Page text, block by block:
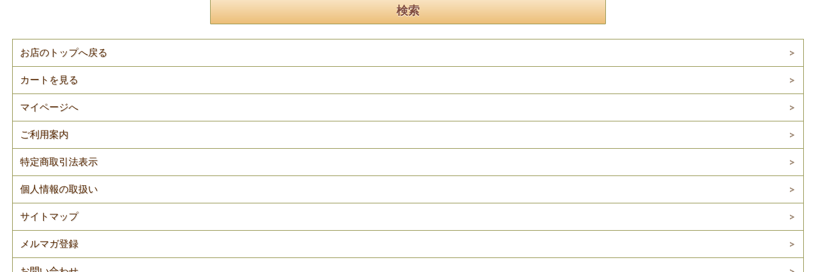
お店のトップへ戻る
カートを見る
マイページへ
ご利用案内
特定商取引法表示
個人情報の取扱い
サイトマップ
メルマガ登録